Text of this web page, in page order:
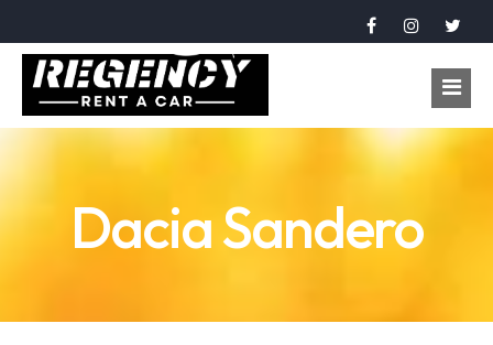
Véhicules
À propos
Dacia Sandero